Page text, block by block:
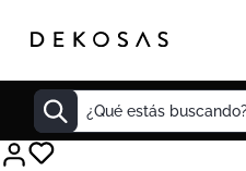
¿Qué estás buscando?